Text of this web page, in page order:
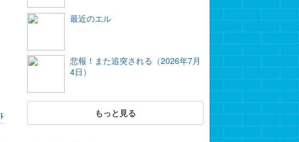
最近のエル
悲報！また追突される（2026年7月
4日）
もっと見る